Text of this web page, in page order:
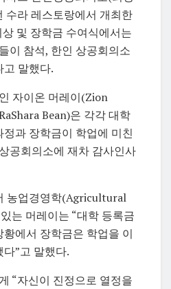
수라 레스토랑에서 개최한
및 장학금 수여식에서는
이 참석, 한인 상공회의소
고 말했다.
자이온 머레이(Zion
Bean)은 각각 대학
과 장학금이 학업에 미친
공회의소에 재차 감사인사
농업경영학(Agricultural
는 머레이는 “대학 등록금
에서 장학금은 학업을 이
”고 말했다.
“자신이 진정으로 열정을